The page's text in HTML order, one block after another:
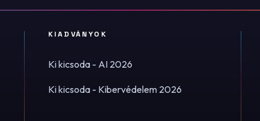
KIADVÁNYOK
Ki kicsoda - AI 2026
Ki kicsoda - Kibervédelem 2026